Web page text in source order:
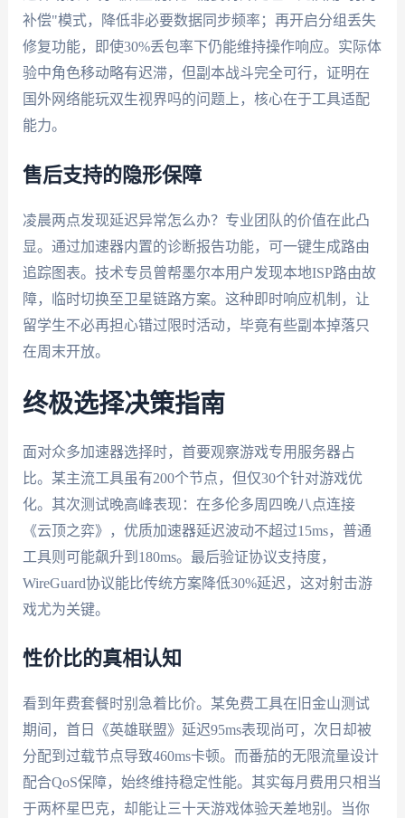
补偿"模式，降低非必要数据同步频率；再开启分组丢失
修复功能，即使30%丢包率下仍能维持操作响应。实际体
验中角色移动略有迟滞，但副本战斗完全可行，证明在
国外网络能玩双生视界吗的问题上，核心在于工具适配
能力。
售后支持的隐形保障
凌晨两点发现延迟异常怎么办？专业团队的价值在此凸
显。通过加速器内置的诊断报告功能，可一键生成路由
追踪图表。技术专员曾帮墨尔本用户发现本地ISP路由故
障，临时切换至卫星链路方案。这种即时响应机制，让
留学生不必再担心错过限时活动，毕竟有些副本掉落只
在周末开放。
终极选择决策指南
面对众多加速器选择时，首要观察游戏专用服务器占
比。某主流工具虽有200个节点，但仅30个针对游戏优
化。其次测试晚高峰表现：在多伦多周四晚八点连接
《云顶之弈》，优质加速器延迟波动不超过15ms，普通
工具则可能飙升到180ms。最后验证协议支持度，
WireGuard协议能比传统方案降低30%延迟，这对射击游
戏尤为关键。
性价比的真相认知
看到年费套餐时别急着比价。某免费工具在旧金山测试
期间，首日《英雄联盟》延迟95ms表现尚可，次日却被
分配到过载节点导致460ms卡顿。而番茄的无限流量设计
配合QoS保障，始终维持稳定性能。其实每月费用只相当
于两杯星巴克，却能让三十天游戏体验天差地别。当你